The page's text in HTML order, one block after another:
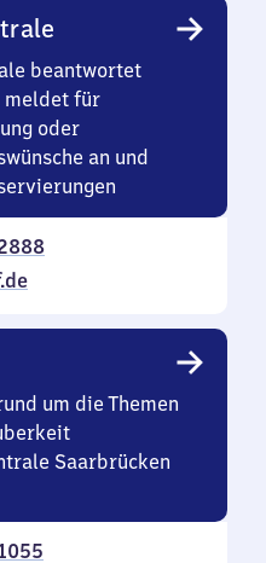
beantwortet
meldet für
oder
an und
um die Themen
Saarbrücken